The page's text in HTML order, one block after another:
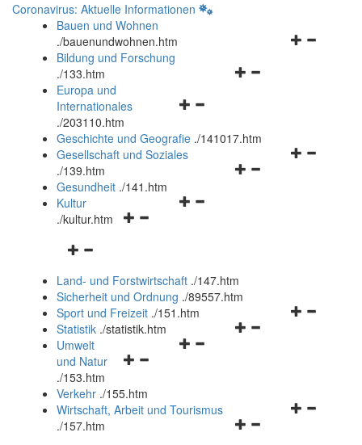
Coronavirus: Aktuelle Informationen
Bauen und Wohnen
./bauenundwohnen.htm
Navigationsmenü
Bildung und Forschung
./133.htm
Navigationsmenü
und
schließen
Europa und
Internationales
./203110.htm
Geschichte und Geografie ./141017.htm
Navigationsmenü
Gesellschaft und Soziales
./139.htm
Navigationsmenü
Gesundheit ./141.htm
Navigationsmenü
Kultur
./kultur.htm
Navigationsmenü
und
schließen
Land- und Forstwirtschaft ./147.htm
Sicherheit und Ordnung ./89557.htm
Navigationsmenü
Sport und Freizeit ./151.htm
Navigationsmenü
Statistik ./statistik.htm
Navigationsmenü
und
schließen
Umwelt
und Natur
./153.htm
Verkehr ./155.htm
Navigationsmenü
Wirtschaft, Arbeit und Tourismus
./157.htm